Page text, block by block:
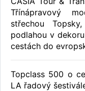
Třínápravový
střechou
podlahou v
cestách do
Topclass 500 o
LA řadový